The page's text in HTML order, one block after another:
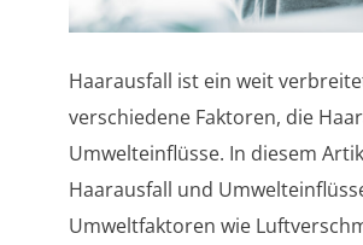
Haarausfall ist ein weit
verschiedene Faktoren, die
Umwelteinflüsse. In diesem
Haarausfall und
Umweltfaktoren wie